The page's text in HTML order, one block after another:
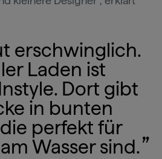
erschwinglich.
Laden ist
Dort gibt
in bunten
perfekt für
Wasser sind.